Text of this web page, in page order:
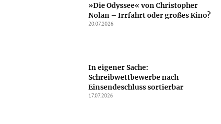
»Die Odyssee« von Christopher
Nolan – Irrfahrt oder großes Kino?
20.07.2026
In eigener Sache:
Schreibwettbewerbe nach
Einsendeschluss sortierbar
17.07.2026